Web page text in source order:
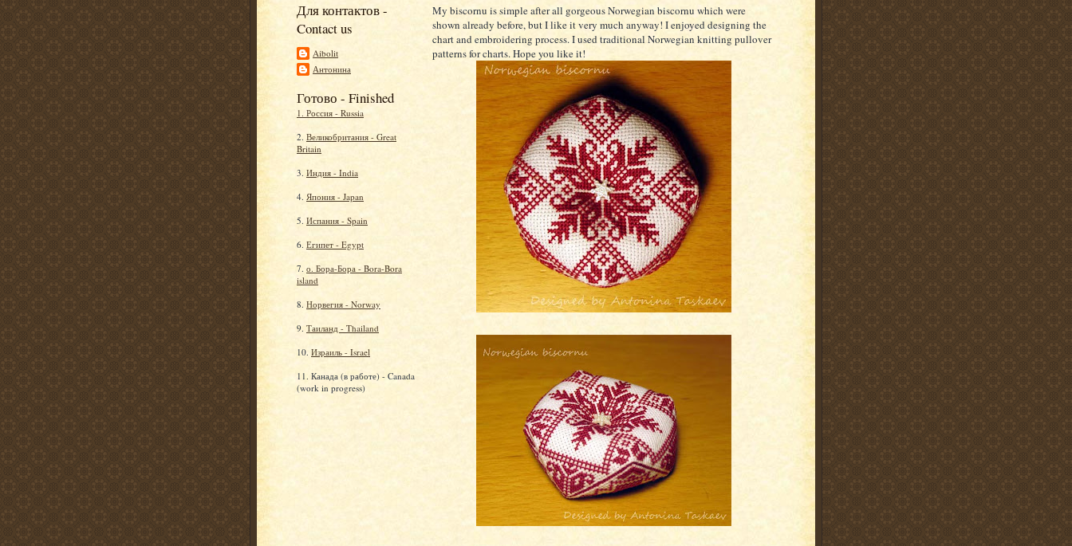
Для контактов -
Contact us
Aibolit
Антонина
Готово - Finished
1. Россия - Russia
2. Великобритания - Great
Britain
3. Индия - India
4. Япония - Japan
5. Испания - Spain
6. Египет - Egypt
7. о. Бора-Бора - Bora-Bora
island
8. Норвегия - Norway
9. Таиланд - Thailand
10. Израиль - Israel
11. Канада (в работе) - Canada
(work in progress)
My biscornu is simple after all gorgeous Norwegian biscornu which were
shown already before, but I like it very much anyway! I enjoyed designing the
chart and embroidering process. I used traditional Norwegian knitting pullover
patterns for charts. Hope you like it!